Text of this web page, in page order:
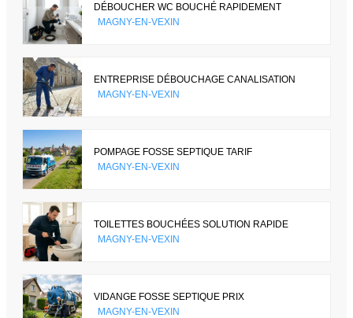
DÉBOUCHER WC BOUCHÉ RAPIDEMENT
MAGNY-EN-VEXIN
ENTREPRISE DÉBOUCHAGE CANALISATION
MAGNY-EN-VEXIN
POMPAGE FOSSE SEPTIQUE TARIF
MAGNY-EN-VEXIN
TOILETTES BOUCHÉES SOLUTION RAPIDE
MAGNY-EN-VEXIN
VIDANGE FOSSE SEPTIQUE PRIX
MAGNY-EN-VEXIN